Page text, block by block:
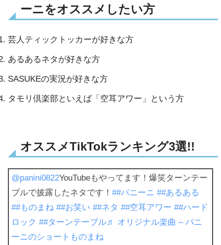
ーニをオススメしたい方
芸人ティックトッカーが好きな方
あるあるネタが好きな方
SASUKEの実況が好きな方
タモリ倶楽部といえば「空耳アワー」という方
オススメTikTokランキング3選!!
@panini0822YouTubeもやってます！爆笑ターンテー
ブルで披露したネタです！ ##パニーニ ##あるある
##ものまね ##お笑い ##ネタ ##空耳アワー ##ハード
ロック ##ターンテーブル♬ オリジナル楽曲 – パニ
ーニのショートものまね